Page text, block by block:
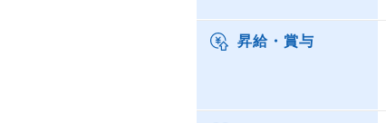
昇給・賞与